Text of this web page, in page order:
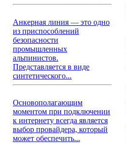
Анкерная линия — это одно
из приспособлений
безопасности
промышленных
альпинистов.
Представляется в виде
синтетического...
Основополагающим
моментом при подключении
к интернету всегда является
выбор провайдера, который
может обеспечить...